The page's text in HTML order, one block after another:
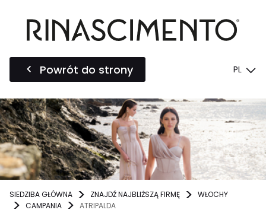
Powrót do strony PL
SIEDZIBA GŁÓWNA ZNAJDŹ NAJBLIŻSZĄ FIRMĘ
WŁOCHY
CAMPANIA
ATRIPALDA